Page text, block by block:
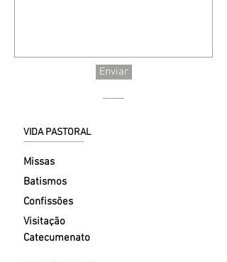
Enviar
VIDA PASTORAL
Missas
Batismos
Confissões
Visitação
Catecumenato